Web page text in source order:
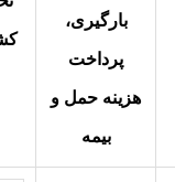
بارگیری،
پرداخت
هزینه حمل و
بیمه